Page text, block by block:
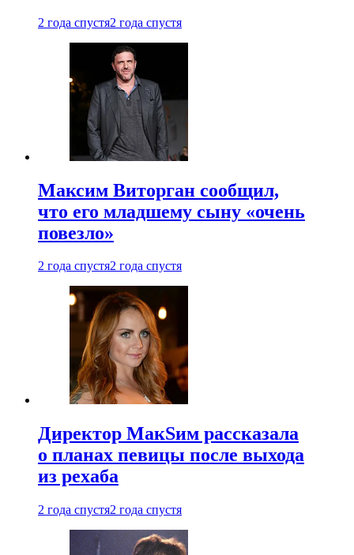
2 года спустя2 года спустя
Максим Виторган сообщил,
что его младшему сыну «очень
повезло»
2 года спустя2 года спустя
Директор МакSим рассказала
о планах певицы после выхода
из рехаба
2 года спустя2 года спустя